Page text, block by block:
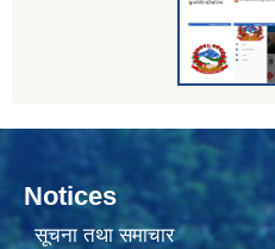
Notices
सूचना तथा समाचार